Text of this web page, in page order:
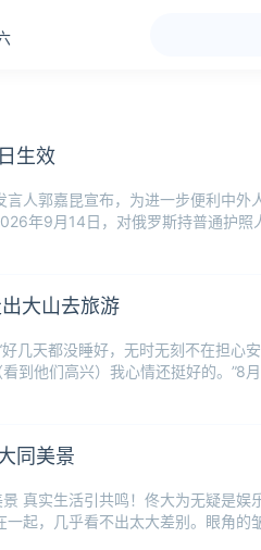
生效
言人郭嘉昆宣布，为进一步便利中外
年9月14日，对俄罗斯持普通护照
大山去旅游
几天都没睡好，无时无刻不在担心
到他们高兴）我心情还挺好的。”8
同美景
真实生活引共鸣！佟大为无疑是娱
起，几乎看不出太大差别。眼角的